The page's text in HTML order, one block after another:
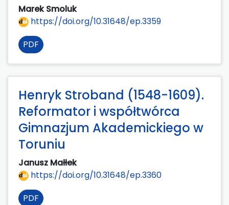
Marek Smoluk
https://doi.org/10.31648/ep.3359
PDF
Henryk Stroband (1548-1609).
Reformator i współtwórca
Gimnazjum Akademickiego w
Toruniu
Janusz Małłek
https://doi.org/10.31648/ep.3360
PDF